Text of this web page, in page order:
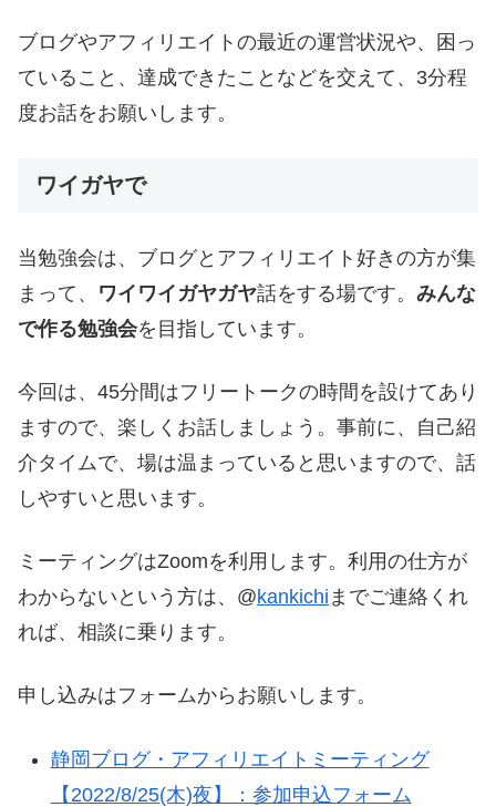
ブログやアフィリエイトの最近の運営状況や、困っ
ていること、達成できたことなどを交えて、3分程
度お話をお願いします。
ワイガヤで
当勉強会は、ブログとアフィリエイト好きの方が集
まって、 ワイワイガヤガヤ話をする場です。 みんな
で作る勉強会を目指しています。
今回は、45分間はフリートークの時間を設けてあり
ますので、楽しくお話しましょう。事前に、自己紹
介タイムで、場は温まっていると思いますので、話
しやすいと思います。
ミーティングはZoomを利用します。利用の仕方が
わからないという方は、@kankichi までご連絡くれ
れば、相談に乗ります。
申し込みはフォームからお願いします。
静岡ブログ・アフィリエイトミーティング
【2022/8/25(木)夜】：参加申込フォーム